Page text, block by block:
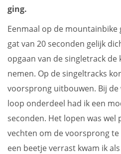
ging.
Eenmaal op de
gat van 20 seconden gelijk
opgaan van de singletrack
nemen. Op de singeltracks
voorsprong uitbouwen. Bij
loop onderdeel had ik een
seconden. Het lopen was
vechten om de voorsprong
een beetje verrast kwam ik